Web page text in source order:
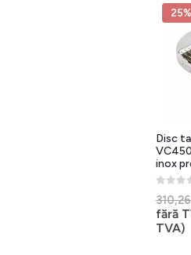
25%
Disc
inox
fără
TVA)